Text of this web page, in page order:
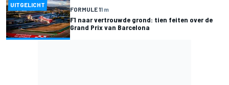
UITGELICHT
FORMULE 11 m
F1 naar vertrouwde grond: tien feiten over de
Grand Prix van Barcelona